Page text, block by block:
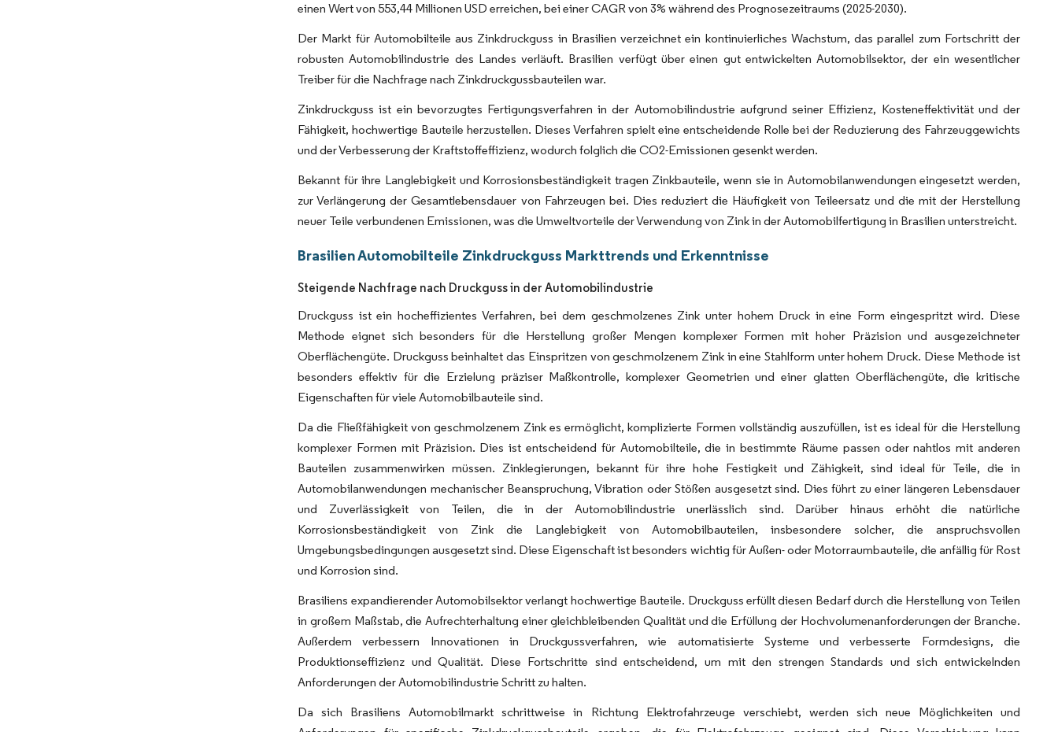
einen Wert von 553,44 Millionen USD erreichen, bei einer CAGR von 3% während des Prognosezeitraums (2025-2030).
Der Markt für Automobilteile aus Zinkdruckguss in Brasilien verzeichnet ein kontinuierliches Wachstum, das parallel zum Fortschritt der
robusten Automobilindustrie des Landes verläuft. Brasilien verfügt über einen gut entwickelten Automobilsektor, der ein wesentlicher
Treiber für die Nachfrage nach Zinkdruckgussbauteilen war.
Zinkdruckguss ist ein bevorzugtes Fertigungsverfahren in der Automobilindustrie aufgrund seiner Effizienz, Kosteneffektivität und der
Fähigkeit, hochwertige Bauteile herzustellen. Dieses Verfahren spielt eine entscheidende Rolle bei der Reduzierung des Fahrzeuggewichts
und der Verbesserung der Kraftstoffeffizienz, wodurch folglich die CO2-Emissionen gesenkt werden.
Bekannt für ihre Langlebigkeit und Korrosionsbeständigkeit tragen Zinkbauteile, wenn sie in Automobilanwendungen eingesetzt werden,
zur Verlängerung der Gesamtlebensdauer von Fahrzeugen bei. Dies reduziert die Häufigkeit von Teileersatz und die mit der Herstellung
neuer Teile verbundenen Emissionen, was die Umweltvorteile der Verwendung von Zink in der Automobilfertigung in Brasilien unterstreicht.
Brasilien Automobilteile Zinkdruckguss Markttrends und Erkenntnisse
Steigende Nachfrage nach Druckguss in der Automobilindustrie
Druckguss ist ein hocheffizientes Verfahren, bei dem geschmolzenes Zink unter hohem Druck in eine Form eingespritzt wird. Diese
Methode eignet sich besonders für die Herstellung großer Mengen komplexer Formen mit hoher Präzision und ausgezeichneter
Oberflächengüte. Druckguss beinhaltet das Einspritzen von geschmolzenem Zink in eine Stahlform unter hohem Druck. Diese Methode ist
besonders effektiv für die Erzielung präziser Maßkontrolle, komplexer Geometrien und einer glatten Oberflächengüte, die kritische
Eigenschaften für viele Automobilbauteile sind.
Da die Fließfähigkeit von geschmolzenem Zink es ermöglicht, komplizierte Formen vollständig auszufüllen, ist es ideal für die Herstellung
komplexer Formen mit Präzision. Dies ist entscheidend für Automobilteile, die in bestimmte Räume passen oder nahtlos mit anderen
Bauteilen zusammenwirken müssen. Zinklegierungen, bekannt für ihre hohe Festigkeit und Zähigkeit, sind ideal für Teile, die in
Automobilanwendungen mechanischer Beanspruchung, Vibration oder Stößen ausgesetzt sind. Dies führt zu einer längeren Lebensdauer
und Zuverlässigkeit von Teilen, die in der Automobilindustrie unerlässlich sind. Darüber hinaus erhöht die natürliche
Korrosionsbeständigkeit von Zink die Langlebigkeit von Automobilbauteilen, insbesondere solcher, die anspruchsvollen
Umgebungsbedingungen ausgesetzt sind. Diese Eigenschaft ist besonders wichtig für Außen- oder Motorraumbauteile, die anfällig für Rost
und Korrosion sind.
Brasiliens expandierender Automobilsektor verlangt hochwertige Bauteile. Druckguss erfüllt diesen Bedarf durch die Herstellung von Teilen
in großem Maßstab, die Aufrechterhaltung einer gleichbleibenden Qualität und die Erfüllung der Hochvolumenanforderungen der Branche.
Außerdem verbessern Innovationen in Druckgussverfahren, wie automatisierte Systeme und verbesserte Formdesigns, die
Produktionseffizienz und Qualität. Diese Fortschritte sind entscheidend, um mit den strengen Standards und sich entwickelnden
Anforderungen der Automobilindustrie Schritt zu halten.
Da sich Brasiliens Automobilmarkt schrittweise in Richtung Elektrofahrzeuge verschiebt, werden sich neue Möglichkeiten und